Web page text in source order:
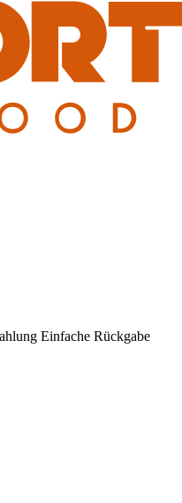
Einfache Rückgabe